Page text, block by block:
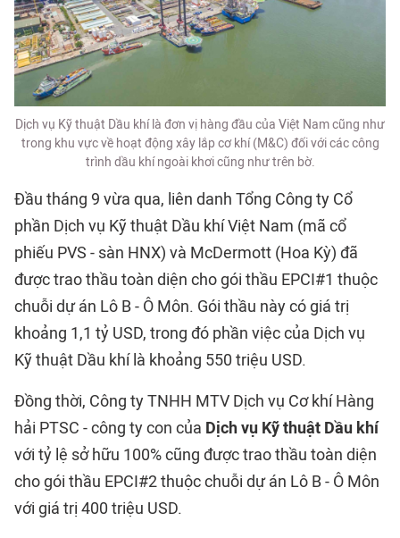
Dịch vụ Kỹ thuật Dầu khí là đơn vị hàng đầu của Việt Nam cũng như
trong khu vực về hoạt động xây lắp cơ khí (M&C) đối với các công
trình dầu khí ngoài khơi cũng như trên bờ.
Đầu tháng 9 vừa qua, liên danh Tổng Công ty Cổ
phần Dịch vụ Kỹ thuật Dầu khí Việt Nam (mã cổ
phiếu PVS - sàn HNX) và McDermott (Hoa Kỳ) đã
được trao thầu toàn diện cho gói thầu EPCI#1 thuộc
chuỗi dự án Lô B - Ô Môn. Gói thầu này có giá trị
khoảng 1,1 tỷ USD, trong đó phần việc của Dịch vụ
Kỹ thuật Dầu khí là khoảng 550 triệu USD.
Đồng thời, Công ty TNHH MTV Dịch vụ Cơ khí Hàng
hải PTSC - công ty con của Dịch vụ Kỹ thuật Dầu khí
với tỷ lệ sở hữu 100% cũng được trao thầu toàn diện
cho gói thầu EPCI#2 thuộc chuỗi dự án Lô B - Ô Môn
với giá trị 400 triệu USD.